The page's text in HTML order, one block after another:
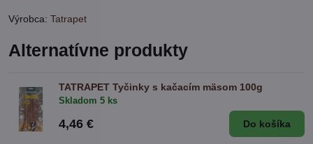
Výrobca: Tatrapet
Alternatívne produkty
TATRAPET Tyčinky s kačacím mäsom 100g
Skladom 5 ks
4,46 € Do košíka